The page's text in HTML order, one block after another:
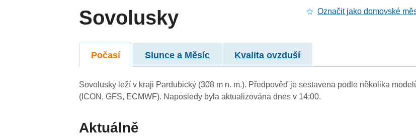
Sovolusky Označit jako domovské
Počasí Slunce a Měsíc Kvalita ovzduší
Sovolusky leží v kraji Pardubický (308 m n. m.). Předpověď je sestavena podle několika
(ICON, GFS, ECMWF). Naposledy byla aktualizována dnes v 14:00.
Aktuálně